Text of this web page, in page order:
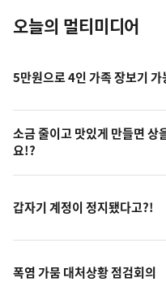
오늘의 멀티미디어
5만원으로 4인 가족 장보기 가
소금 줄이고 맛있게 만들면 상
요!?
갑자기 계정이 정지됐다고?!
폭염 가뭄 대처상황 점검회의